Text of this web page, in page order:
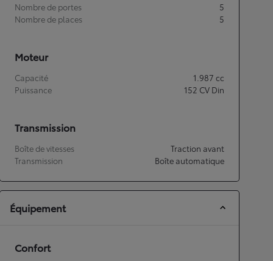
Nombre de portes
5
Nombre de places
5
Moteur
Capacité 1.987 cc
Puissance
152 CV Din
Transmission
Boîte de vitesses
Traction avant
Transmission
Boîte automatique
Équipement
Confort